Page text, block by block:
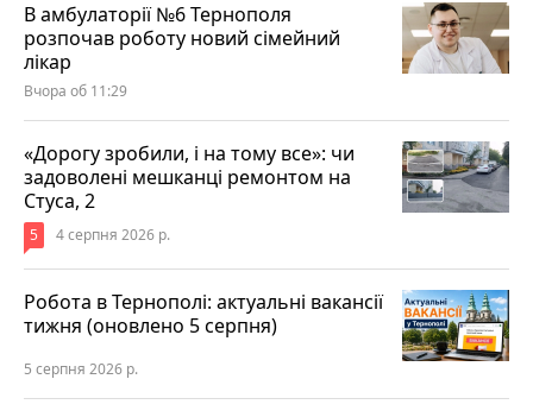
В амбулаторії №6 Тернополя
розпочав роботу новий сімейний
лікар
Вчора об 11:29
«Дорогу зробили, і на тому все»: чи
задоволені мешканці ремонтом на
Стуса, 2
5 4 серпня 2026 р.
Робота в Тернополі: актуальні вакансії
тижня (оновлено 5 серпня)
5 серпня 2026 р.